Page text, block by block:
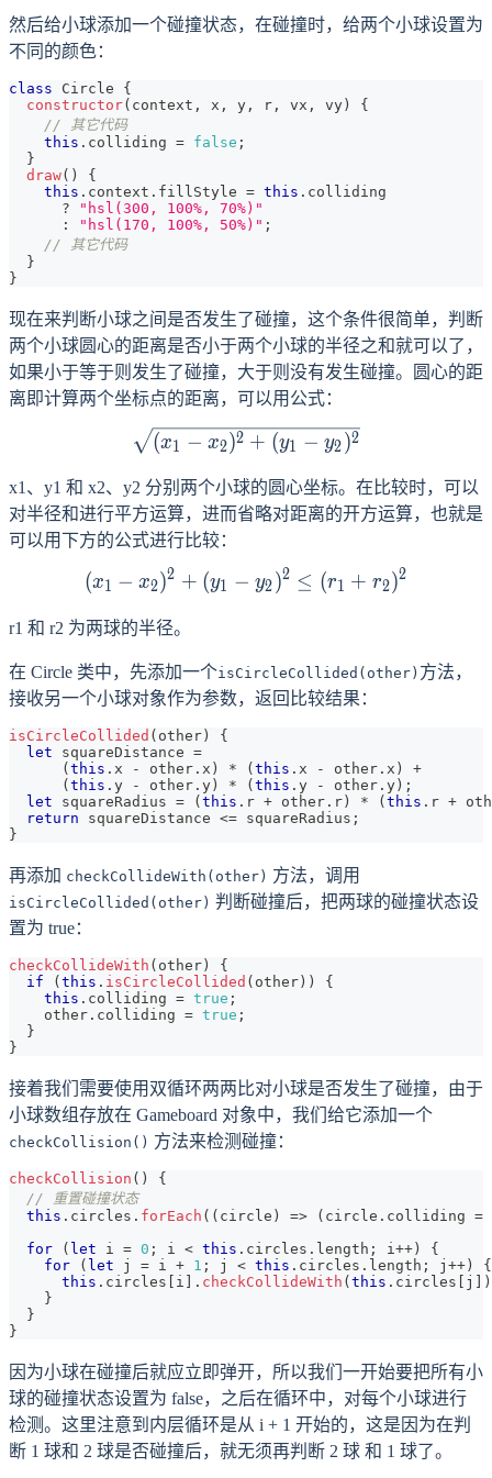
然后给小球添加一个碰撞状态，在碰撞时，给两个小球设置为
不同的颜色：
class Circle
{
constructor( context , x , y , r , vx , vy )
{
// 其它代码
this . colliding = false ;
}
draw( )
{
this . context . fillStyle = this . colliding
?
"hsl(300, 100%, 70%)"
:
"hsl(170, 100%, 50%)" ;
// 其它代码
}
}
现在来判断小球之间是否发生了碰撞，这个条件很简单，判断
两个小球圆心的距离是否小于两个小球的半径之和就可以了，
如果小于等于则发生了碰撞，大于则没有发生碰撞。圆心的距
离即计算两个坐标点的距离，可以用公式：
\sqrt{(x_1 - x_2)^2 +
(x1 − x2)2 + (y1 − y2 )2
x1、y1 和 x2、y2 分别两个小球的圆心坐标。在比较时，可以
对半径和进行平方运算，进而省略对距离的开方运算，也就是
可以用下方的公式进行比较：
(x_1 - x_2)^2 + (y_1 -
(x1 − x2)2 + (y1 − y2 )2 ≤ (r1 + r2 )2
r1 和 r2 为两球的半径。
在 Circle 类中，先添加一个isCircleCollided(other) 方法，
接收另一个小球对象作为参数，返回比较结果：
isCircleCollided ( other )
{
let squareDistance =
( this . x - other . x ) * ( this . x - other . x )
+
( this . y - other . y ) * ( this . y - other . y ) ;
let squareRadius = ( this . r + other . r ) * ( this . r +
return squareDistance <= squareRadius ;
}
再添加 checkCollideWith(other) 方法，调用
isCircleCollided(other) 判断碰撞后，把两球的碰撞状态设
置为 true：
checkCollideWith ( other )
{
if
( this . isCircleCollided ( other ) )
{
this . colliding = true ;
    other
. colliding = true ;
}
}
接着我们需要使用双循环两两比对小球是否发生了碰撞，由于
小球数组存放在 Gameboard 对象中，我们给它添加一个
checkCollision() 方法来检测碰撞：
checkCollision ( )
{
// 重置碰撞状态
this . circles . forEach ( ( circle ) => ( circle . colliding =
for
( let i = 0 ; i < this . circles . length ; i++ )
{
for
( let j = i + 1 ; j < this . circles . length ; j ++ )
{
this . circles i . checkCollideWith ( this . circles j
)
}
}
}
因为小球在碰撞后就应立即弹开，所以我们一开始要把所有小
球的碰撞状态设置为 false，之后在循环中，对每个小球进行
检测。这里注意到内层循环是从 i + 1 开始的，这是因为在判
断 1 球和 2 球是否碰撞后，就无须再判断 2 球 和 1 球了。